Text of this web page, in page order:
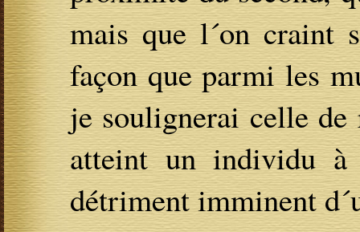
mais que l´on craint
façon que parmi les
je soulignerai celle
atteint un individu
détriment imminent